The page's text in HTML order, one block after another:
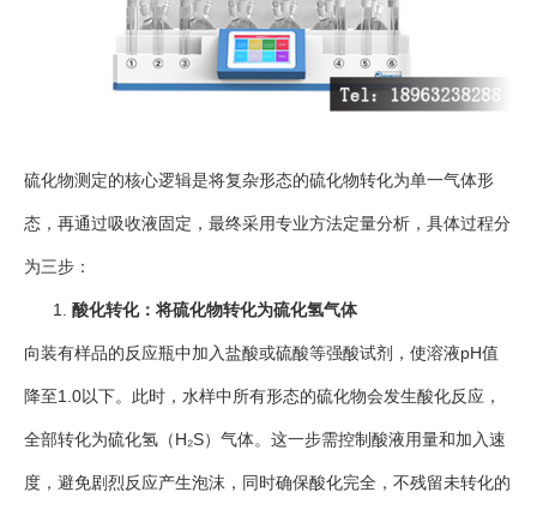
硫化物测定的核心逻辑是将复杂形态的硫化物转化为单一气体形
态，再通过吸收液固定，最终采用专业方法定量分析，具体过程分
为三步：
酸化转化：将硫化物转化为硫化氢气体
向装有样品的反应瓶中加入盐酸或硫酸等强酸试剂，使溶液pH值
降至1.0以下。此时，水样中所有形态的硫化物会发生酸化反应，
全部转化为硫化氢（H₂S）气体。这一步需控制酸液用量和加入速
度，避免剧烈反应产生泡沫，同时确保酸化完全，不残留未转化的